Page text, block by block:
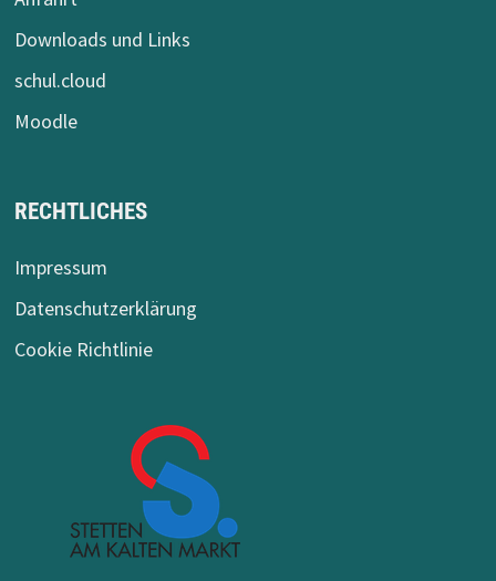
Downloads und Links
schul.cloud
Moodle
RECHTLICHES
Impressum
Datenschutzerklärung
Cookie Richtlinie